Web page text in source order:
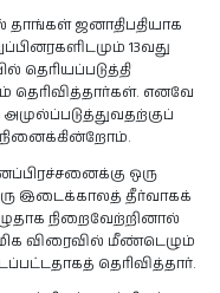
தாங்கள் ஜனாதிபதியாக
13வது
தெரியப்படுத்தி
எனவே
அமுல்ப்படுத்துவதற்குப்
நினைக்கின்றோம்.
ஒரு
இடைக்காலத் தீர்வாகக்
நிறைவேற்றினால்
மிக விரைவில் மீண்டெழும்
தெரிவித்தார்.